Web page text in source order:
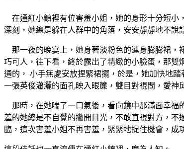
在通紅小鎮裡有位害羞小姐，她的身形十分短小
深刻，她總是躲在人群中的角落，安安靜靜地不說
那一夜的晚宴上，她身著淡粉色的連身膨膨裙，
巧可人，往下看，終於露出了精緻的小臉蛋，那
通的， 小手無處安放捏緊裙擺，於是，她加快地
一張英俊瀟灑的面孔映入眼簾，雙目對視間，愛
那時，在她喘了一口氣後，看向鏡中那滿面幸福
羞的她總是不自覺的撇開目光，不敢直視對方，
臨，這次害羞小姐不再害羞，緊緊地捉住機會，成